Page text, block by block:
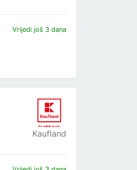
Vrijedi još 3 dana
Kaufland